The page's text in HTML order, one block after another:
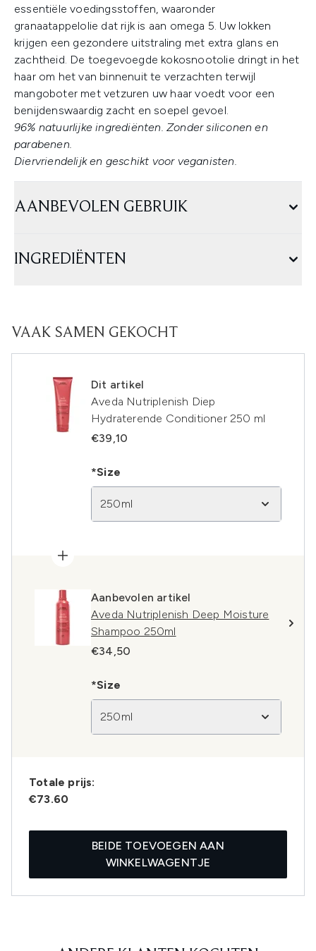
essentiële voedingsstoffen, waaronder
granaatappelolie dat rijk is aan omega 5. Uw lokken
krijgen een gezondere uitstraling met extra glans en
zachtheid. De toegevoegde kokosnootolie dringt in het
haar om het van binnenuit te verzachten terwijl
mangoboter met vetzuren uw haar voedt voor een
benijdenswaardig zacht en soepel gevoel.
96% natuurlijke ingrediënten. Zonder siliconen en
parabenen.
Diervriendelijk en geschikt voor veganisten.
AANBEVOLEN GEBRUIK
INGREDIËNTEN
VAAK SAMEN GEKOCHT
Dit artikel
Aveda Nutriplenish Diep
Hydraterende Conditioner 250 ml
€39,10
*Size
250ml
Aanbevolen artikel
Aveda Nutriplenish Deep Moisture
Shampoo 250ml
€34,50
*Size
250ml
Totale prijs:
€73.60
BEIDE TOEVOEGEN AAN
WINKELWAGENTJE